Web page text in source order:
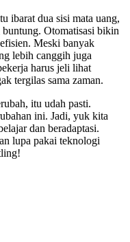
ibarat dua sisi mata uang,
Otomatisasi bikin
Meski banyak
lebih canggih juga
harus jeli lihat
tergilas sama zaman.
itu udah pasti.
ini. Jadi, yuk kita
dan beradaptasi.
lupa pakai teknologi